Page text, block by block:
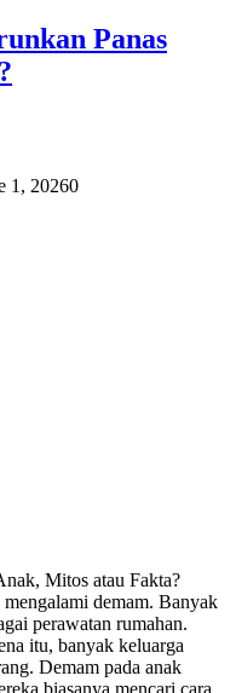
Panas
1, 20260
Mitos atau Fakta?
demam. Banyak
perawatan rumahan.
itu, banyak keluarga
Demam pada anak